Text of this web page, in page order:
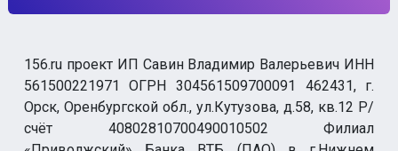
156.ru проект ИП Савин Владимир Валерьевич ИНН
561500221971 ОГРН 304561509700091 462431, г.
Орск, Оренбургской обл., ул.Кутузова, д.58, кв.12 Р/
счёт 40802810700490010502 Филиал